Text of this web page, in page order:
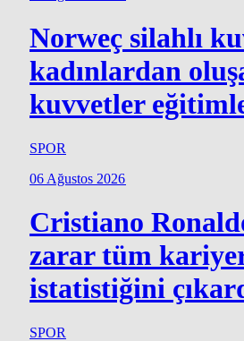
Norweç silahlı
kadınlardan
kuvvetler
SPOR
06 Ağustos 2026
Cristiano
zarar tüm
istatistiğini
SPOR